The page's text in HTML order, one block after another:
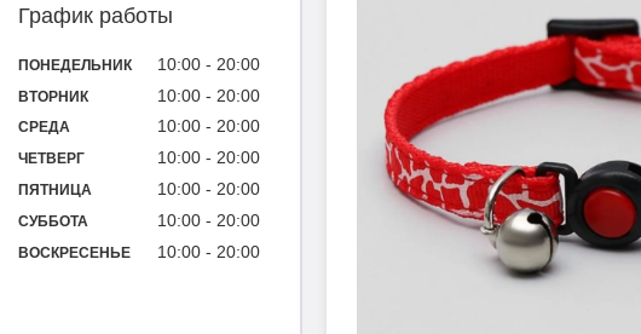
График работы
ПОНЕДЕЛЬНИК 10:00 20:00
ВТОРНИК 10:00 20:00
СРЕДА 10:00 20:00
ЧЕТВЕРГ 10:00 20:00
ПЯТНИЦА 10:00 20:00
СУББОТА 10:00 20:00
ВОСКРЕСЕНЬЕ 10:00 20:00